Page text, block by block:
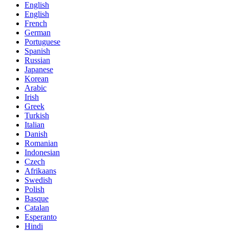
English
English
French
German
Portuguese
Spanish
Russian
Japanese
Korean
Arabic
Irish
Greek
Turkish
Italian
Danish
Romanian
Indonesian
Czech
Afrikaans
Swedish
Polish
Basque
Catalan
Esperanto
Hindi